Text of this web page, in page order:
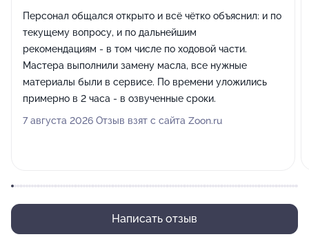
Персонал общался открыто и всё чётко объяснил: и по
текущему вопросу, и по дальнейшим
рекомендациям - в том числе по ходовой части.
Мастера выполнили замену масла, все нужные
материалы были в сервисе. По времени уложились
примерно в 2 часа - в озвученные сроки.
7 августа 2026 Отзыв взят с сайта Zoon.ru
Написать отзыв